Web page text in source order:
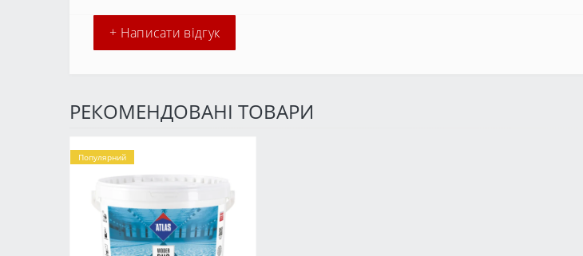
+ Написати відгук
РЕКОМЕНДОВАНІ ТОВАРИ
Популярний